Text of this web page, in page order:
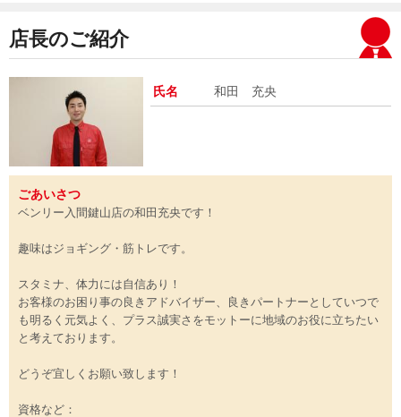
店長のご紹介
氏名 和田 充央
ごあいさつ
ベンリー入間鍵山店の和田充央です！
趣味はジョギング・筋トレです。
スタミナ、体力には自信あり！
お客様のお困り事の良きアドバイザー、良きパートナーとしていつで
も明るく元気よく、プラス誠実さをモットーに地域のお役に立ちたい
と考えております。
どうぞ宜しくお願い致します！
資格など：